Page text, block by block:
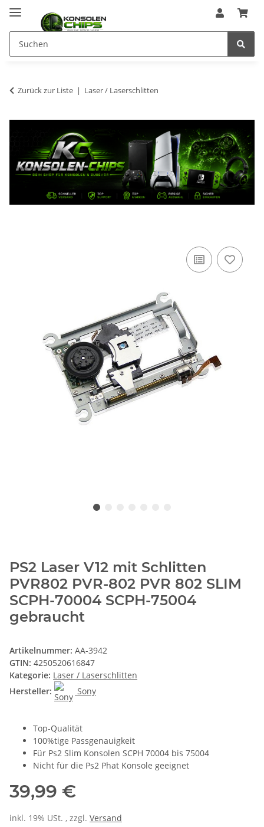
Zurück zur Liste Laser / Laserschlitten
PS2 Laser V12 mit Schlitten
PVR802 PVR-802 PVR 802 SLIM
SCPH-70004 SCPH-75004
gebraucht
Artikelnummer: AA-3942
GTIN: 4250520616847
Kategorie: Laser / Laserschlitten
Hersteller:
Sony
Top-Qualität
100%tige Passgenauigkeit
Für Ps2 Slim Konsolen SCPH 70004 bis 75004
Nicht für die Ps2 Phat Konsole geeignet
39,99 €
inkl. 19% USt. , zzgl. Versand